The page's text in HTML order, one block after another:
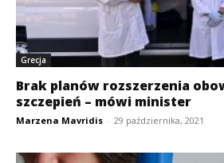
Grecja
Brak planów rozszerzenia
szczepień – mówi minister
Marzena Mavridis - 29 października, 2021